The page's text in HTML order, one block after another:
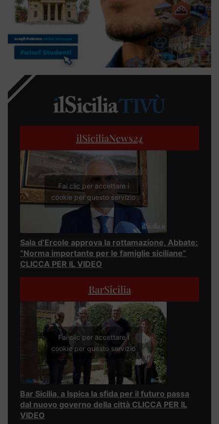
ilSiciliaNews24
Fai clic per accettare i
cookie per questo servizio
Sala d’Ercole approva la rottamazione, Abbate:
“Norma importante per le famiglie siciliane”
CLICCA PER IL VIDEO
BarSicilia
Fai clic per accettare i
cookie per questo servizio
Bar Sicilia, a Ispica la sfida per il futuro passa
dal nuovo governo della città CLICCA PER IL
VIDEO